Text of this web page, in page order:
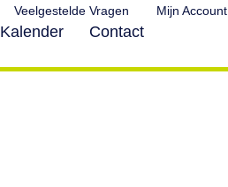
Veelgestelde Vragen Mijn Account
Kalender Contact